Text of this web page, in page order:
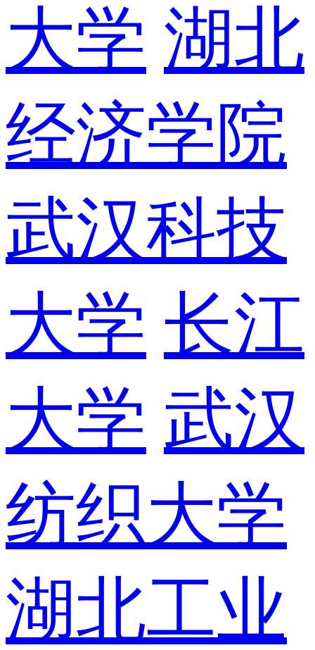
大学 湖北
经济学院
武汉科技
大学 长江
大学 武汉
纺织大学
湖北工业